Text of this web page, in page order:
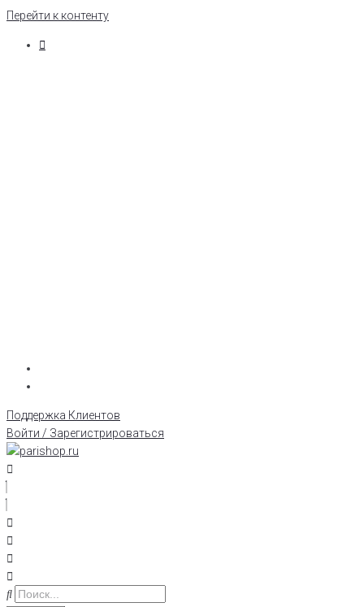
Перейти к контенту
Поддержка Клиентов
Войти / Зарегистрироваться